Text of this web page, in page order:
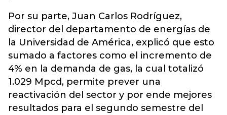
Por su parte, Juan Carlos Rodríguez,
director del departamento de energías de
la Universidad de América, explicó que esto
sumado a factores como el incremento de
4% en la demanda de gas, la cual totalizó
1.029 Mpcd, permite prever una
reactivación del sector y por ende mejores
resultados para el segundo semestre del